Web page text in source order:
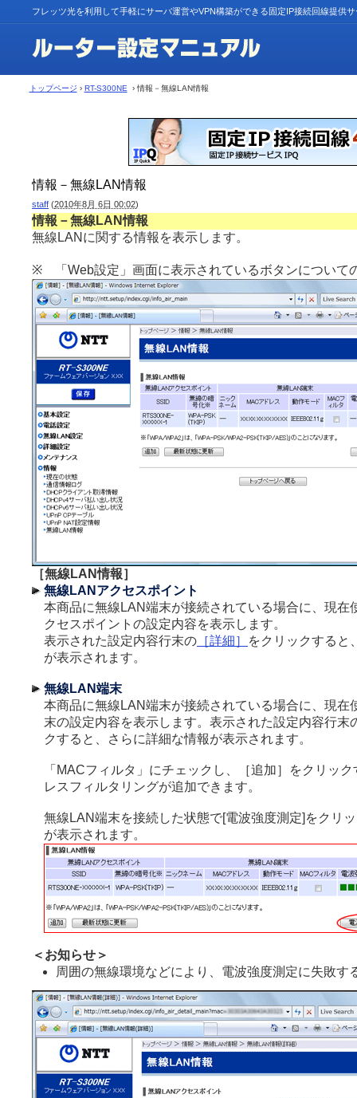
フレッツ光を利用して手軽にサーバ運営やVPN構築ができる固定IP接続回線提供
トップページ › RT-S300NE › 情報－無線LAN情報
情報－無線LAN情報
staff (2010年8月 6日 00:02)
情報－無線LAN情報
無線LANに関する情報を表示します。
※ 「Web設定」画面に表示されているボタンについて
［無線LAN情報］
無線LANアクセスポイント
本商品に無線LAN端末が接続されている場合に、現在
クセスポイントの設定内容を表示します。
表示された設定内容行末の ［詳細］
をクリックすると
が表示されます。
無線LAN端末
本商品に無線LAN端末が接続されている場合に、現在
末の設定内容を表示します。表示された設定内容行末
クすると、さらに詳細な情報が表示されます。
「MACフィルタ」にチェックし、［追加］をクリッ
レスフィルタリングが追加できます。
無線LAN端末を接続した状態で[電波強度測定]をクリ
が表示されます。
＜お知らせ＞
周囲の無線環境などにより、電波強度測定に失敗す